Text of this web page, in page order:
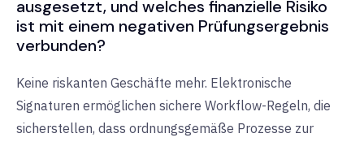
ausgesetzt, und welches finanzielle Risiko
ist mit einem negativen Prüfungsergebnis
verbunden?
Keine riskanten Geschäfte mehr. Elektronische
Signaturen ermöglichen sichere Workflow-Regeln, die
sicherstellen, dass ordnungsgemäße Prozesse zur